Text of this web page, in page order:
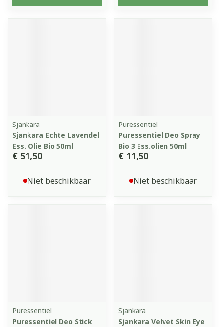
Sjankara
Sjankara Echte Lavendel
Ess. Olie Bio 50ml
€ 51,50
Niet beschikbaar
Puressentiel
Puressentiel Deo Spray
Bio 3 Ess.olien 50ml
€ 11,50
Niet beschikbaar
Puressentiel
Puressentiel Deo Stick
Sjankara
Sjankara Velvet Skin Eye